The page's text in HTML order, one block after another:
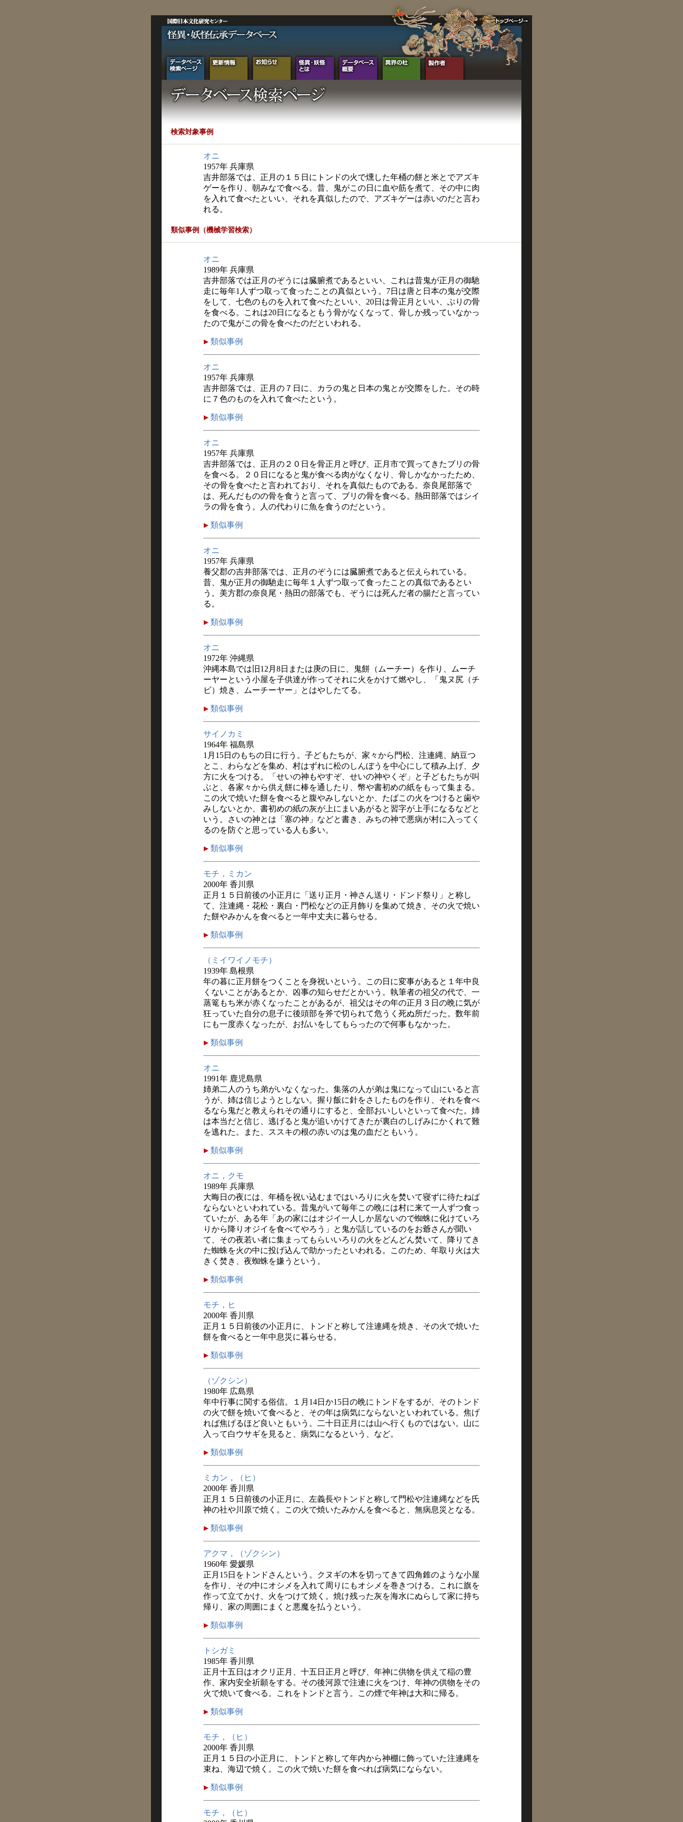
検索対象事例
オニ
1957年 兵庫県
吉井部落では、正月の１５日にトンドの火で燻した年桶の餅と米とでアズキ
ゲーを作り、朝みなで食べる。昔、鬼がこの日に血や筋を煮て、その中に肉
を入れて食べたといい、それを真似したので、アズキゲーは赤いのだと言わ
れる。
類似事例（機械学習検索）
オニ
1989年 兵庫県
吉井部落では正月のぞうには臓腑煮であるといい、これは昔鬼が正月の御馳
走に毎年1人ずつ取って食ったことの真似という。7日は唐と日本の鬼が交際
をして、七色のものを入れて食べたといい、20日は骨正月といい、ぶりの骨
を食べる。これは20日になるともう骨がなくなって、骨しか残っていなかっ
たので鬼がこの骨を食べたのだといわれる。
類似事例
オニ
1957年 兵庫県
吉井部落では、正月の７日に、カラの鬼と日本の鬼とが交際をした。その時
に７色のものを入れて食べたという。
類似事例
オニ
1957年 兵庫県
吉井部落では、正月の２０日を骨正月と呼び、正月市で買ってきたブリの骨
を食べる。２０日になると鬼が食べる肉がなくなり、骨しかなかったため、
その骨を食べたと言われており、それを真似たものである。奈良尾部落で
は、死んだものの骨を食うと言って、ブリの骨を食べる。熱田部落ではシイ
ラの骨を食う。人の代わりに魚を食うのだという。
類似事例
オニ
1957年 兵庫県
養父郡の吉井部落では、正月のぞうには臓腑煮であると伝えられている。
昔、鬼が正月の御馳走に毎年１人ずつ取って食ったことの真似であるとい
う。美方郡の奈良尾・熱田の部落でも、ぞうには死んだ者の腸だと言ってい
る。
類似事例
オニ
1972年 沖縄県
沖縄本島では旧12月8日または庚の日に、鬼餅（ムーチー）を作り、ムーチ
ーヤーという小屋を子供達が作ってそれに火をかけて燃やし、「鬼ヌ尻（チ
ビ）焼き、ムーチーヤー」とはやしたてる。
類似事例
サイノカミ
1964年 福島県
1月15日のもちの日に行う。子どもたちが、家々から門松、注連縄、納豆つ
とこ、わらなどを集め、村はずれに松のしんぼうを中心にして積み上げ、夕
方に火をつける。「せいの神もやすぞ、せいの神やくぞ」と子どもたちが叫
ぶと、各家々から供え餅に棒を通したり、幣や書初めの紙をもって集まる。
この火で焼いた餅を食べると腹やみしないとか、たばこの火をつけると歯や
みしないとか、書初めの紙の灰が上にまいあがると習字が上手になるなどと
いう。さいの神とは「塞の神」などと書き、みちの神で悪病が村に入ってく
るのを防ぐと思っている人も多い。
類似事例
モチ，ミカン
2000年 香川県
正月１５日前後の小正月に「送り正月・神さん送り・ドンド祭り」と称し
て、注連縄・花松・裏白・門松などの正月飾りを集めて焼き、その火で焼い
た餅やみかんを食べると一年中丈夫に暮らせる。
類似事例
（ミイワイノモチ）
1939年 島根県
年の暮に正月餅をつくことを身祝いという。この日に変事があると１年中良
くないことがあるとか、凶事の知らせだとかいう。執筆者の祖父の代で、一
蒸篭もち米が赤くなったことがあるが、祖父はその年の正月３日の晩に気が
狂っていた自分の息子に後頭部を斧で切られて危うく死ぬ所だった。数年前
にも一度赤くなったが、お払いをしてもらったので何事もなかった。
類似事例
オニ
1991年 鹿児島県
姉弟二人のうち弟がいなくなった。集落の人が弟は鬼になって山にいると言
うが、姉は信じようとしない。握り飯に針をさしたものを作り、それを食べ
るなら鬼だと教えられその通りにすると、全部おいしいといって食べた。姉
は本当だと信じ、逃げると鬼が追いかけてきたが裏白のしげみにかくれて難
を逃れた。また、ススキの根の赤いのは鬼の血だともいう。
類似事例
オニ，クモ
1989年 兵庫県
大晦日の夜には、年桶を祝い込むまではいろりに火を焚いて寝ずに待たねば
ならないといわれている。昔鬼がいて毎年この晩には村に来て一人ずつ食っ
ていたが、ある年「あの家にはオジイ一人しか居ないので蜘蛛に化けていろ
りから降りオジイを食べてやろう」と鬼が話しているのをお爺さんが聞い
て、その夜若い者に集まってもらいいろりの火をどんどん焚いて、降りてき
た蜘蛛を火の中に投げ込んで助かったといわれる。このため、年取り火は大
きく焚き、夜蜘蛛を嫌うという。
類似事例
モチ，ヒ
2000年 香川県
正月１５日前後の小正月に、トンドと称して注連縄を焼き、その火で焼いた
餅を食べると一年中息災に暮らせる。
類似事例
（ゾクシン）
1980年 広島県
年中行事に関する俗信。１月14日か15日の晩にトンドをするが、そのトンド
の火で餅を焼いて食べると、その年は病気にならないといわれている。焦げ
れば焦げるほど良いともいう。二十日正月には山へ行くものではない。山に
入って白ウサギを見ると、病気になるという、など。
類似事例
ミカン，（ヒ）
2000年 香川県
正月１５日前後の小正月に、左義長やトンドと称して門松や注連縄などを氏
神の社や川原で焼く。この火で焼いたみかんを食べると、無病息災となる。
類似事例
アクマ，（ゾクシン）
1960年 愛媛県
正月15日をトンドさんという。クヌギの木を切ってきて四角錐のような小屋
を作り、その中にオシメを入れて周りにもオシメを巻きつける。これに旗を
作って立てかけ、火をつけて焼く。焼け残った灰を海水にぬらして家に持ち
帰り、家の周囲にまくと悪魔を払うという。
類似事例
トシガミ
1985年 香川県
正月十五日はオクリ正月、十五日正月と呼び、年神に供物を供えて稲の豊
作、家内安全祈願をする。その後河原で注連に火をつけ、年神の供物をその
火で焼いて食べる。これをトンドと言う。この煙で年神は大和に帰る。
類似事例
モチ，（ヒ）
2000年 香川県
正月１５日の小正月に、トンドと称して年内から神棚に飾っていた注連縄を
束ね、海辺で焼く。この火で焼いた餅を食べれば病気にならない。
類似事例
モチ，（ヒ）